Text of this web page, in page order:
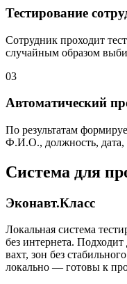
Тестирование
Сотрудник проходит
случайным образом
03
Автоматический
По результатам
Ф.И.О., должность,
Система для
Эконавт.Класс
Локальная система
без интернета.
вахт, зон без
локально — готовы к